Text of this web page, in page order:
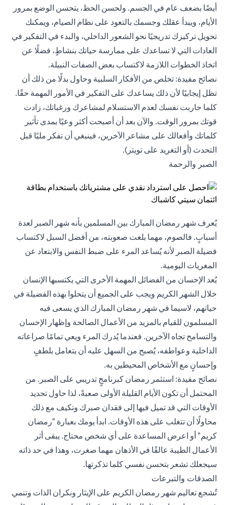
أيضًا بضعف عام في الجسم. ولحسن الحظ، يتحسن الوضع بمرور
الأيام، ويبدأ عقلك وجسمك بالتعود على نظام الصيام، ويمكنك
تحويل تركيزك تدريجيًا نحو الشعور الداخلي، والبدء في التفكير في
العادات التي لا تساعدك على ممارسة حياتك بنشاطٍ، فضلًا عن
اتخاذ الخطوات اللازمة لاكتساب بعض الصفات النبيلة.
نصائح مفيدة: تخلص من الأفكار السلبية وحاول بدلًا من ذلك أن
تظل إيجابيًا لأن ذلك يساعدك على التفكير في الأمور المهمة حقًا.
كلما حاربت نفسك لعدم الاستسلام لمشاعرك ورغباتك، زادت
قوتك بمرور الوقت. والآن بعد أن أصبحت أكثر وعيًا بمدى تأثير
كلماتك وأفعالك على مشاعر الآخرين، فينبغي أن تفكر مليًا قبل
التحدث (أو التغريد على تويتر).
الصبر والرحمة
يُعرف شهر رمضان المبارك بين المسلمين بأنه شهر الصبر لعدة
أسبابٍ. فالصوم، مهما بلغت صعوبته، من أفضل السبل لاكتساب
فضيلة الصبر لأنه يُساعد المرء على ضبط النفس والابتعاد عن
المغريات اليومية.
يُعد الإحسان من الفضائل المهمة الأخرى التي يكتسبها الإنسان
خلال الشهر الكريم ويجب على الجميع أن يتحلوا بهذه الفضيلة في
حياتهم، لاسيما في شهر رمضان المبارك الذي يسعى فيه
المسلمون للقيام بالمزيد من الأعمال الصالحة وإظهار الإحسان
والتسامح تجاه الآخرين. فعندما يُدرك المرء ويعي تمامًا صراعاته
الداخلية وعواطفه، يُصبح من السهل عليه أن يتعامل بلطفٍ
وإحسانٍ مع الأشخاص المحيطين به.
نصائح مفيدة: استثمر رمضان كبرنامجٍ تدريبي على الصبر. من
المحتمل أن تكون الأيام القليلة الأولى صعبةً، لذا حاول تحديد
الأوقات التي قد تميل فيها إلى فقدان صبرك وتكيف مع ذلك
محاولًا أن تتغلب على هذه الأوقات. ابدأ يومك بعبارة "رمضان
كريم" أو اعرض المساعدة على أي شخص محتاج. يبقى أثر
الأعمال الطيبة عالقًا في الأذهان مهما صغرت، وهذا في حد ذاته
سيجعلك تشعر بتحسن نفسي كلما تذكرتها.
الصدقات والتبرعات
تُشجع تعاليم شهر رمضان الكريم على الإيثار ونكران الذات وتنمي